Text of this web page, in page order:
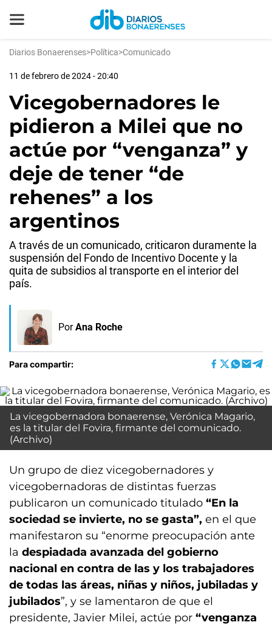
Diarios Bonaerenses>Política>Comunicado
11 de febrero de 2024 - 20:40
Vicegobernadores le
pidieron a Milei que no
actúe por “venganza” y
deje de tener “de
rehenes” a los
argentinos
A través de un comunicado, criticaron duramente la
suspensión del Fondo de Incentivo Docente y la
quita de subsidios al transporte en el interior del
país.
Por Ana Roche
Para compartir:
La vicegobernadora bonaerense, Verónica Magario,
es la titular del Fovira, firmante del comunicado.
(Archivo)
Un grupo de diez vicegobernadores y
vicegobernadoras de distintas fuerzas
publicaron un comunicado titulado “En la
sociedad se invierte, no se gasta”, en el que
manifestaron su “enorme preocupación ante
la despiadada avanzada del gobierno
nacional en contra de las y los trabajadores
de todas las áreas, niñas y niños, jubiladas y
jubilados”, y se lamentaron de que el
presidente, Javier Milei, actúe por “venganza